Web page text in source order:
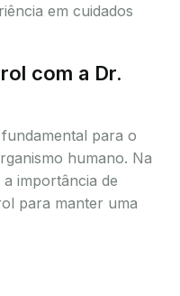
em cuidados
com a Dr.
para o
humano. Na
importância de
para manter uma